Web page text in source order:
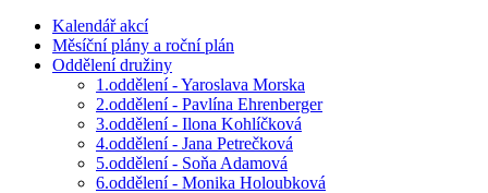
Kalendář akcí
Měsíční plány a roční plán
Oddělení družiny
1.oddělení - Yaroslava Morska
2.oddělení - Pavlína Ehrenberger
3.oddělení - Ilona Kohlíčková
4.oddělení - Jana Petrečková
5.oddělení - Soňa Adamová
6.oddělení - Monika Holoubková